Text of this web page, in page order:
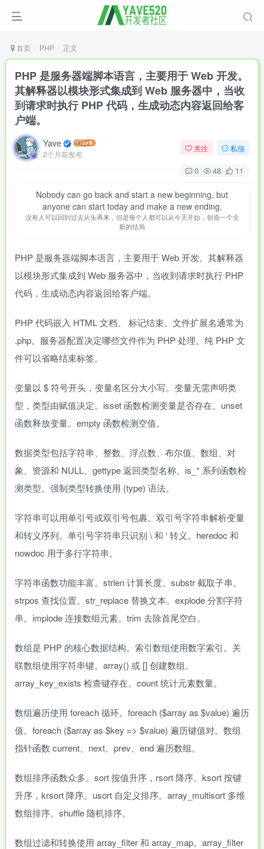
首页 PHP 正文
PHP 是服务器端脚本语言，主要用于 Web 开发。
其解释器以模块形式集成到 Web 服务器中，当收
到请求时执行 PHP 代码，生成动态内容返回给客
户端。
Yave
2个月前发布
关注 私信
0 48 11
Nobody can go back and start a new beginning, but
anyone can start today and make a new ending.
没有人可以回到过去从头再来，但是每个人都可以从今天开始，创造一个全
新的结局
PHP 是服务器端脚本语言，主要用于 Web 开发。其解释器
以模块形式集成到 Web 服务器中，当收到请求时执行 PHP
代码，生成动态内容返回给客户端。
PHP 代码嵌入 HTML 文档。
标记结束。文件扩展名通常为
.php。服务器配置决定哪些文件作为 PHP 处理。纯 PHP 文
件可以省略结束标签。
变量以 $ 符号开头，变量名区分大小写。变量无需声明类
型，类型由赋值决定。isset 函数检测变量是否存在。unset
函数释放变量。empty 函数检测空值。
数据类型包括字符串、整数、浮点数、布尔值、数组、对
象、资源和 NULL。gettype 返回类型名称。is_* 系列函数检
测类型。强制类型转换使用 (type) 语法。
字符串可以用单引号或双引号包裹。双引号字符串解析变量
和转义序列。单引号字符串只识别 \ 和 ‘ 转义。heredoc 和
nowdoc 用于多行字符串。
字符串函数功能丰富。strlen 计算长度。substr 截取子串。
strpos 查找位置。str_replace 替换文本。explode 分割字符
串。implode 连接数组元素。trim 去除首尾空白。
数组是 PHP 的核心数据结构。索引数组使用数字索引。关
联数组使用字符串键。array() 或 [] 创建数组。
array_key_exists 检查键存在。count 统计元素数量。
数组遍历使用 foreach 循环。foreach ($array as $value) 遍历
值。foreach ($array as $key => $value) 遍历键值对。数组
指针函数 current、next、prev、end 遍历数组。
数组排序函数众多。sort 按值升序，rsort 降序。ksort 按键
升序，krsort 降序。usort 自定义排序。array_multisort 多维
数组排序。shuffle 随机排序。
数组过滤和转换使用 array_filter 和 array_map。array_filter